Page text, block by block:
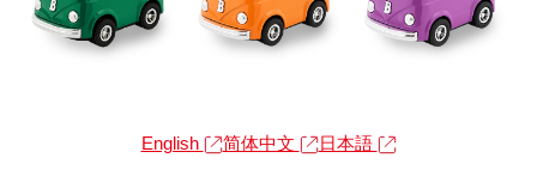
English 简体中文 日本語